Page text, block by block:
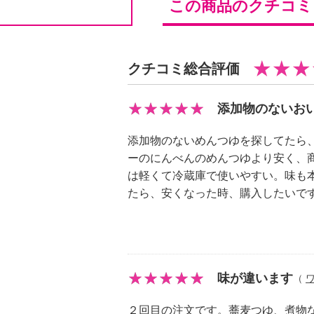
この商品のクチコミ
クチコミ総合評価
添加物のないお
添加物のないめんつゆを探してたら
ーのにんべんのめんつゆより安く、
は軽くて冷蔵庫で使いやすい。味も
たら、安くなった時、購入したいで
味が違います （
２回目の注文です。蕎麦つゆ、煮